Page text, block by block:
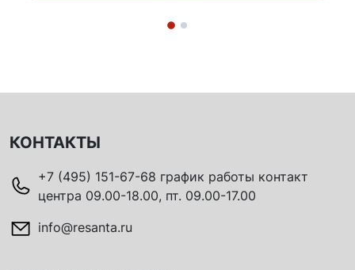
КОНТАКТЫ
+7 (495) 151-67-68 график работы контакт
центра 09.00-18.00, пт. 09.00-17.00
info@resanta.ru